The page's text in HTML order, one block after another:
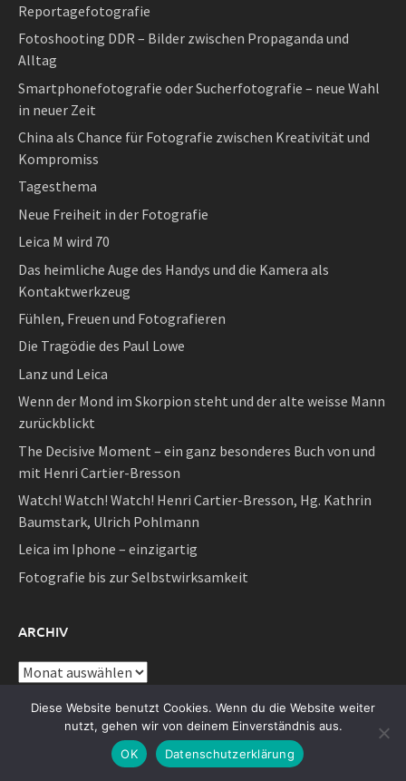
Reportagefotografie
Fotoshooting DDR – Bilder zwischen Propaganda und
Alltag
Smartphonefotografie oder Sucherfotografie – neue Wahl
in neuer Zeit
China als Chance für Fotografie zwischen Kreativität und
Kompromiss
Tagesthema
Neue Freiheit in der Fotografie
Leica M wird 70
Das heimliche Auge des Handys und die Kamera als
Kontaktwerkzeug
Fühlen, Freuen und Fotografieren
Die Tragödie des Paul Lowe
Lanz und Leica
Wenn der Mond im Skorpion steht und der alte weisse Mann
zurückblickt
The Decisive Moment – ein ganz besonderes Buch von und
mit Henri Cartier-Bresson
Watch! Watch! Watch! Henri Cartier-Bresson, Hg. Kathrin
Baumstark, Ulrich Pohlmann
Leica im Iphone – einzigartig
Fotografie bis zur Selbstwirksamkeit
ARCHIV
Archiv
Diese Website benutzt Cookies. Wenn du die Website weiter
nutzt, gehen wir von deinem Einverständnis aus.
OK
Datenschutzerklärung